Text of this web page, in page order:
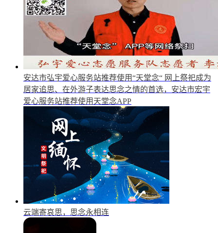
安达市弘宇爱心服务站推荐使用“天堂念“ 网上祭祀成为
居家追思、在外游子表达思念之情的首选，安达市宏宇
爱心服务站推荐使用天堂念APP
云端寄哀思，思念永相连